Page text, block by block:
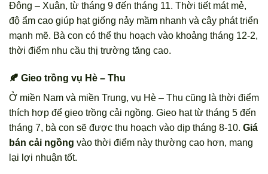
Đông – Xuân, từ tháng 9 đến tháng 11. Thời tiết mát mẻ,
độ ẩm cao giúp hạt giống nảy mầm nhanh và cây phát triển
mạnh mẽ. Bà con có thể thu hoạch vào khoảng tháng 12-2,
thời điểm nhu cầu thị trường tăng cao.
🍂 Gieo trồng vụ Hè – Thu
Ở miền Nam và miền Trung, vụ Hè – Thu cũng là thời điểm
thích hợp để gieo trồng cải ngồng. Gieo hạt từ tháng 5 đến
tháng 7, bà con sẽ được thu hoạch vào dịp tháng 8-10. Giá
bán cải ngồng vào thời điểm này thường cao hơn, mang
lại lợi nhuận tốt.